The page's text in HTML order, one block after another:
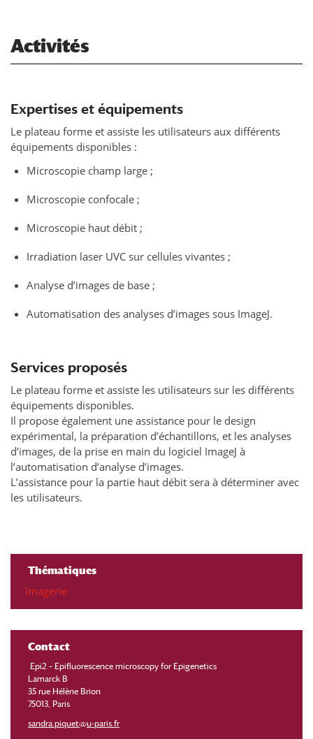
Activités
Expertises et équipements
Le plateau forme et assiste les utilisateurs aux différents
équipements disponibles :
Microscopie champ large ;
Microscopie confocale ;
Microscopie haut débit ;
Irradiation laser UVC sur cellules vivantes ;
Analyse d’images de base ;
Automatisation des analyses d’images sous ImageJ.
Services proposés
Le plateau forme et assiste les utilisateurs sur les différents
équipements disponibles.
Il propose également une assistance pour le design
expérimental, la préparation d’échantillons, et les analyses
d’images, de la prise en main du logiciel ImageJ à
l’automatisation d’analyse d’images.
L’assistance pour la partie haut débit sera à déterminer avec
les utilisateurs.
Thématiques
Imagerie
Contact
Epi2 – Epifluorescence microscopy for Epigenetics
Lamarck B
35 rue Hélène Brion
75013, Paris
sandra.piquet@u-paris.fr